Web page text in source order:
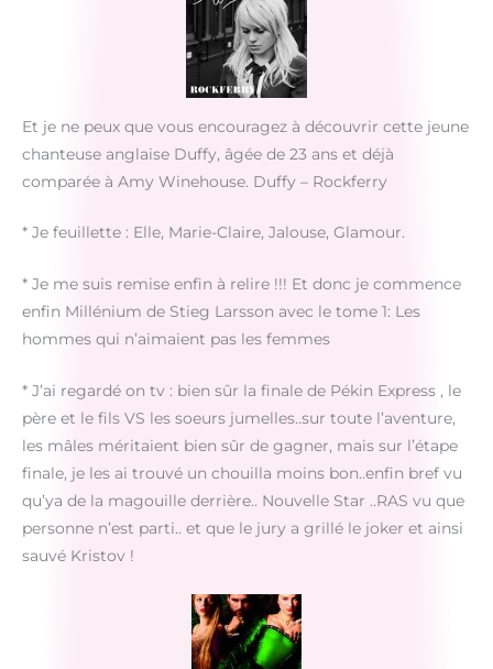
Et je ne peux que vous encouragez à découvrir cette jeune
chanteuse anglaise Duffy, âgée de 23 ans et déjà
comparée à Amy Winehouse. Duffy – Rockferry
* Je feuillette : Elle, Marie-Claire, Jalouse, Glamour.
* Je me suis remise enfin à relire !!! Et donc je commence
enfin Millénium de Stieg Larsson avec le tome 1: Les
hommes qui n’aimaient pas les femmes
* J’ai regardé on tv : bien sûr la finale de Pékin Express , le
père et le fils VS les soeurs jumelles..sur toute l’aventure,
les mâles méritaient bien sûr de gagner, mais sur l’étape
finale, je les ai trouvé un chouilla moins bon..enfin bref vu
qu’ya de la magouille derrière.. Nouvelle Star ..RAS vu que
personne n’est parti.. et que le jury a grillé le joker et ainsi
sauvé Kristov !